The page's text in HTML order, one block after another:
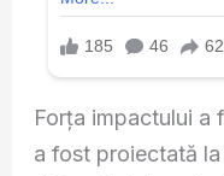
Forța impactului a
a fost proiectată